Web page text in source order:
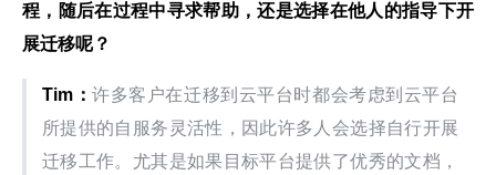
程，随后在过程中寻求帮助，还是选择在他人的指导下开
展迁移呢？
Tim ：许多客户在迁移到云平台时都会考虑到云平台
所提供的自服务灵活性，因此许多人会选择自行开展
迁移工作。尤其是如果目标平台提供了优秀的文档，